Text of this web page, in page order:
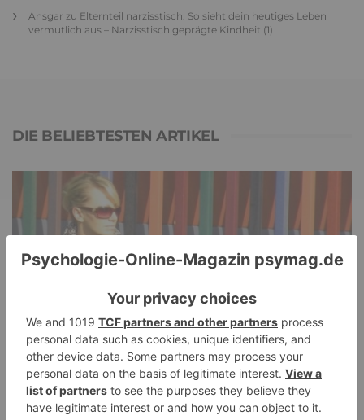
Ansgar zu Elternteil narzisstisch: So sieht dein heutiges Leben
vermutlich aus – Narzisstisch geprägte Kindheit (1)
DIE BELIEBTESTEN ARTIKEL
Narzissmus in der Liebe
26